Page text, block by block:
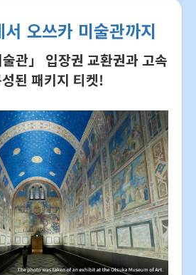
오쓰카 미술관까지
술관」 입장권 교환권과 고속
된 패키지 티켓!